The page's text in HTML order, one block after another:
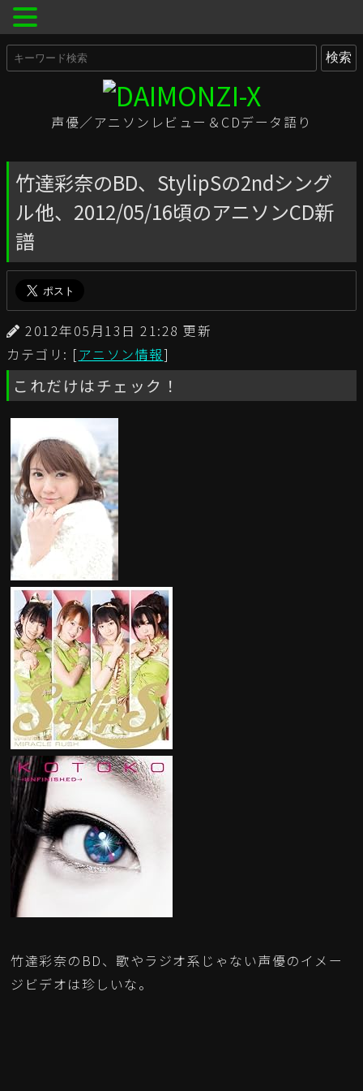
声優／アニソンレビュー＆CDデータ語り
竹達彩奈のBD、StylipSの2ndシング
ル他、2012/05/16頃のアニソンCD新
譜
2012年05月13日 21:28 更新
カテゴリ: [アニソン情報]
これだけはチェック！
竹達彩奈のBD、歌やラジオ系じゃない声優のイメー
ジビデオは珍しいな。